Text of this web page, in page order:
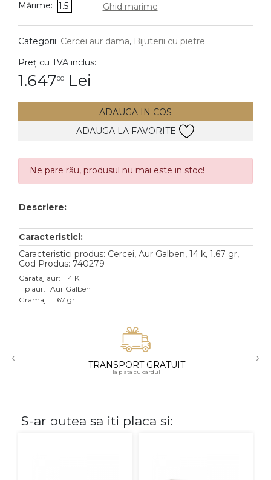
DIAMANTE Vezi toate
Cercei
Accesorii
TIP METAL
Aur galben
Aur alb
Aur roz
Aur mixt
18K
Mărime: 1.5 Ghid marime
Categorii: Cercei aur dama, Bijuterii cu pietre
Preț cu TVA inclus:
1.64700 Lei
ADAUGA IN COS
ADAUGA LA FAVORITE
Ne pare rău, produsul nu mai este in stoc!
Descriere:
Caracteristici:
Caracteristici produs: Cercei, Aur Galben, 14 k, 1.67 gr,
Cod Produs: 740279
Carataj aur: 14 K
Tip aur: Aur Galben
Gramaj: 1.67 gr
‹ TRANSPORT GRATUIT
la plata cu cardul
›
S-ar putea sa iti placa si: